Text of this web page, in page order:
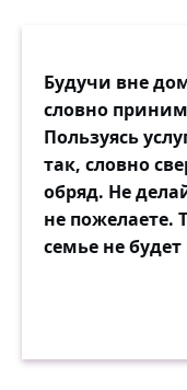
Будучи вне
словно
Пользуясь
так, словно
обряд. Не
не пожелаете.
семье не